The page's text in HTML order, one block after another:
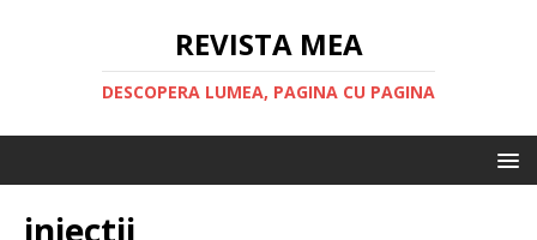
REVISTA MEA
DESCOPERA LUMEA, PAGINA CU PAGINA
injectii